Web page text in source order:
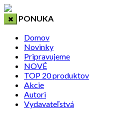
PONUKA
Domov
Novinky
Pripravujeme
NOVÉ
TOP 20 produktov
Akcie
Autori
Vydavateľstvá